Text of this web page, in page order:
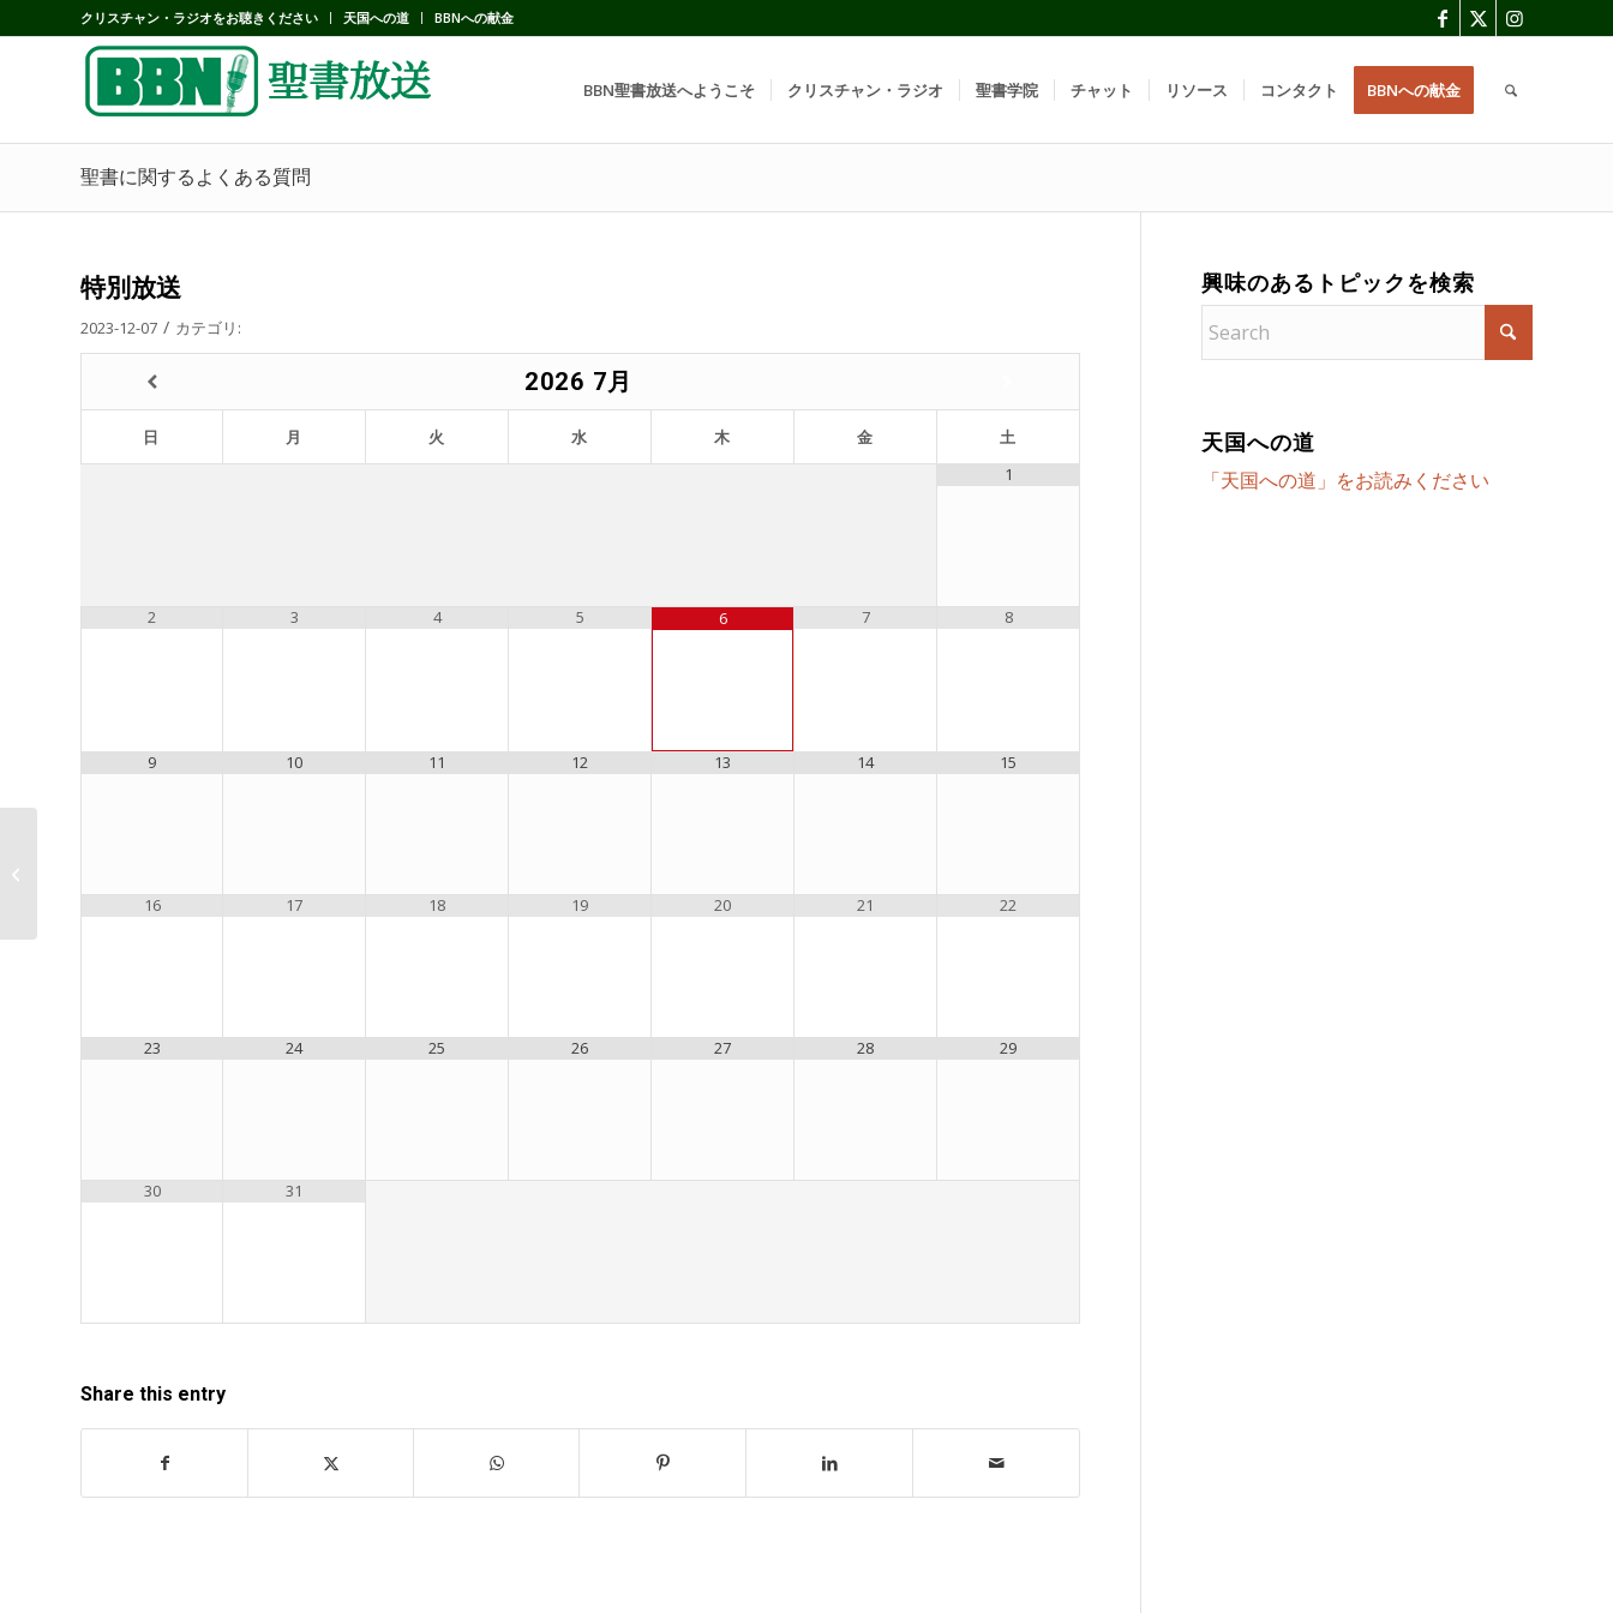
クリスチャン・ラジオをお聴きください 天国への道 BBNへの献金
BBN聖書放送へようこそ クリスチャン・ラジオ 聖書学院 チャット リソース コンタクト BBNへの献金
聖書に関するよくある質問
特別放送
2023-12-07 / カテゴリ:
2026 7月
日 月 火 水 木 金
土
1
2 3 4 5 6 7 8
9 10 11 12 13 14 15
16 17 18 19 20 21 22
23 24 25 26 27 28 29
30 31
Share this entry
興味のあるトピックを検索
天国への道
「天国への道」をお読みください